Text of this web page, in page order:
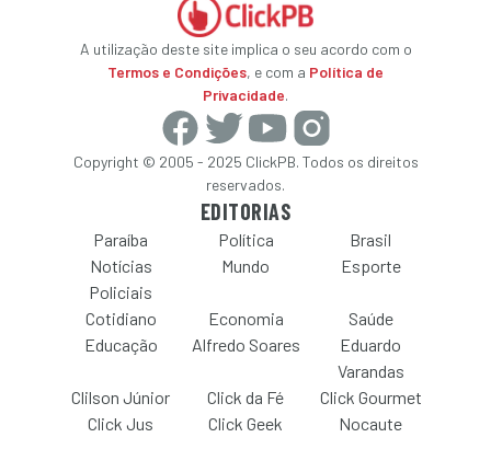
A utilização deste site implica o seu acordo com o
Termos e Condições, e com a Política de
Privacidade.
Copyright © 2005 - 2025 ClickPB. Todos os direitos
reservados.
EDITORIAS
Paraíba Política
Brasil
Notícias
Policiais
Mundo Esporte
Cotidiano Economia
Saúde
Educação
Alfredo Soares
Eduardo
Varandas
Clilson Júnior
Click da Fé
Click Gourmet
Click Jus
Click Geek Nocaute